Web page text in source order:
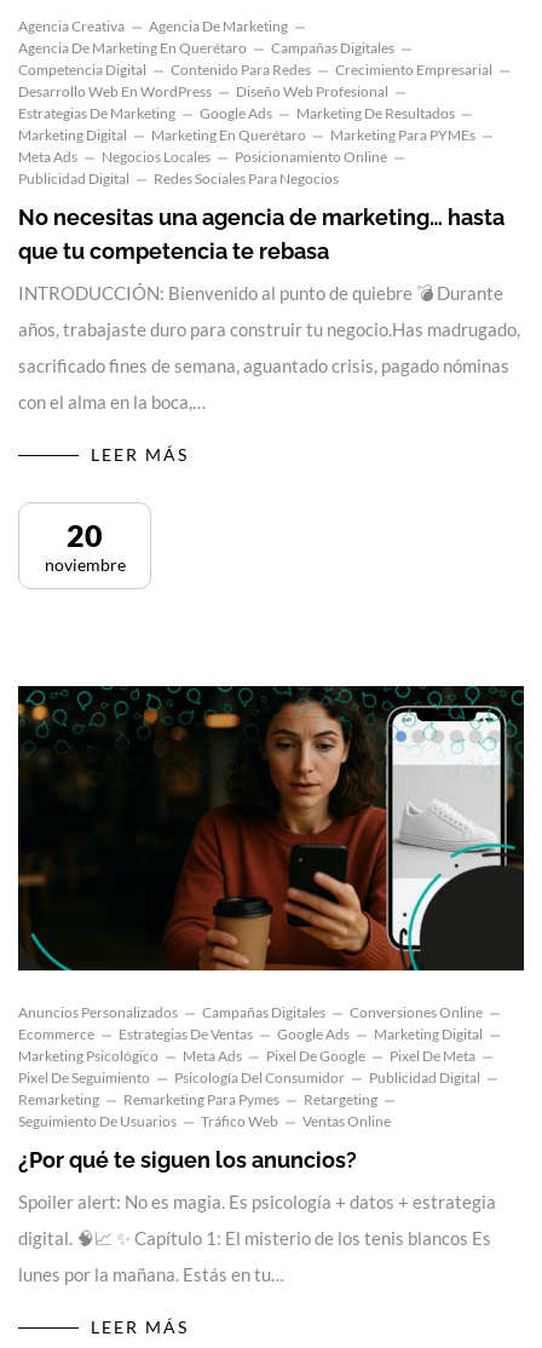
Agencia Creativa
Agencia De Marketing
Agencia De Marketing En Querétaro
Campañas Digitales
Competencia Digital
Contenido Para Redes
Crecimiento Empresarial
Desarrollo Web En WordPress
Diseño Web Profesional
Estrategias De Marketing
Google Ads
Marketing De Resultados
Marketing Digital
Marketing En Querétaro
Marketing Para PYMEs
Meta Ads
Negocios Locales
Posicionamiento Online
Publicidad Digital
Redes Sociales Para Negocios
No necesitas una agencia de marketing… hasta
que tu competencia te rebasa
INTRODUCCIÓN: Bienvenido al punto de quiebre 💣 Durante
años, trabajaste duro para construir tu negocio.Has madrugado,
sacrificado fines de semana, aguantado crisis, pagado nóminas
con el alma en la boca,…
LEER MÁS
20
noviembre
Anuncios Personalizados Campañas Digitales
Conversiones Online
Ecommerce
Estrategias De Ventas Google Ads
Marketing Digital
Marketing Psicológico
Meta Ads Pixel De Google
Pixel De Meta
Pixel De Seguimiento
Psicología Del Consumidor
Publicidad Digital
Remarketing
Remarketing Para Pymes
Retargeting
Seguimiento De Usuarios
Tráfico Web Ventas Online
¿Por qué te siguen los anuncios?
Spoiler alert: No es magia. Es psicología + datos + estrategia
digital. 🧠📈 ✨ Capítulo 1: El misterio de los tenis blancos Es
lunes por la mañana. Estás en tu…
LEER MÁS